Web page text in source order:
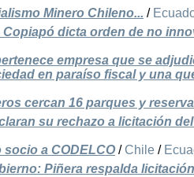
Minero Chileno... /
dicta orden de no
empresa que se
en paraíso fiscal y una
cercan 16 parques y
su rechazo a licitación
a CODELCO / Chile /
Piñera respalda